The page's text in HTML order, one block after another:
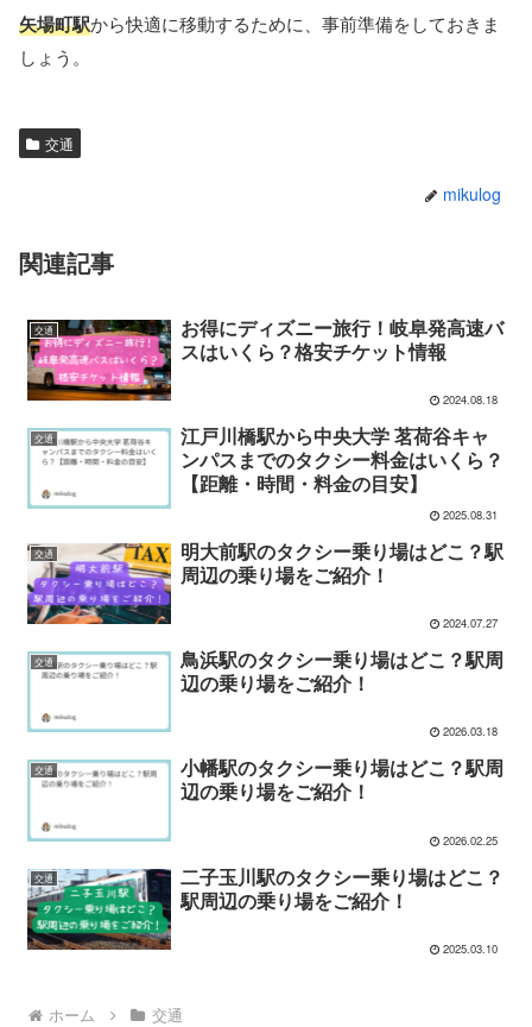
矢場町駅から快適に移動するために、事前準備をしておきま
しょう。
交通
mikulog
関連記事
交通
お得にディズニー旅行！岐阜発高速バ
スはいくら？格安チケット情報
2024.08.18
交通
江戸川橋駅から中央大学 茗荷谷キャ
ンパスまでのタクシー料金はいくら？
【距離・時間・料金の目安】
2025.08.31
交通
明大前駅のタクシー乗り場はどこ？駅
周辺の乗り場をご紹介！
2024.07.27
交通
鳥浜駅のタクシー乗り場はどこ？駅周
辺の乗り場をご紹介！
2026.03.18
交通
小幡駅のタクシー乗り場はどこ？駅周
辺の乗り場をご紹介！
2026.02.25
交通
二子玉川駅のタクシー乗り場はどこ？
駅周辺の乗り場をご紹介！
2025.03.10
ホーム 交通